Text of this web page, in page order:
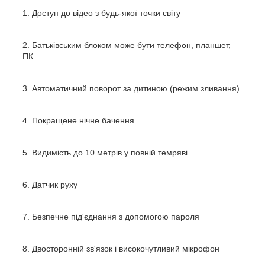
Доступ до відео з будь-якої точки світу
Батьківським блоком може бути телефон, планшет,
ПК
Автоматичний поворот за дитиною (режим зливання)
Покращене нічне бачення
Видимість до 10 метрів у повній темряві
Датчик руху
Безпечне під'єднання з допомогою пароля
Двосторонній зв'язок і високочутливий мікрофон